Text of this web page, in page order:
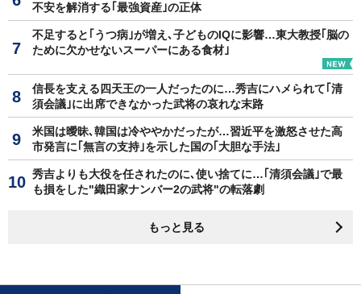
不安を解消する｢最強資産｣の正体
不足すると｢うつ病｣が増え､子どものIQに影響…東大教授｢脳の
ために欠かせないスーパーにある食材｣
信長を支える四天王の一人だったのに…秀吉にハメられて｢清
須会議｣に出席できなかった武将の哀れな末路
米国は曖昧､韓国は冷ややかだったが…習近平を激怒させた高
市発言に｢無言の支持｣を示した国の｢大胆な手法｣
秀吉よりも大役を任されたのに､使い捨てに…｢清須会議｣で最
も損をした"織田家ナンバー2の武将"の転落劇
もっと見る